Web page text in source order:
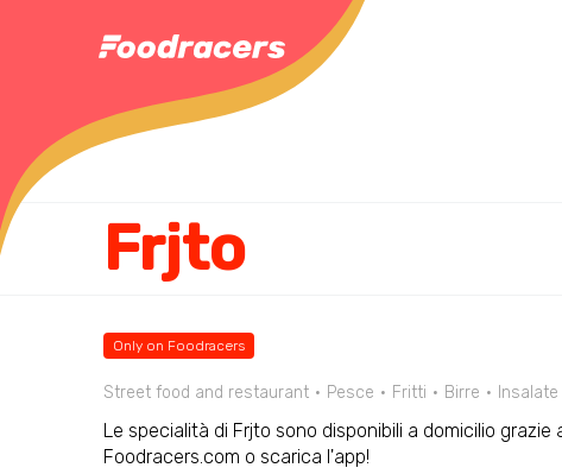
Frjto
Only on Foodracers
Street food and restaurant Pesce Fritti Birre Insalate
Le specialità di Frjto sono disponibili a domicilio
Foodracers.com o scarica l'app!